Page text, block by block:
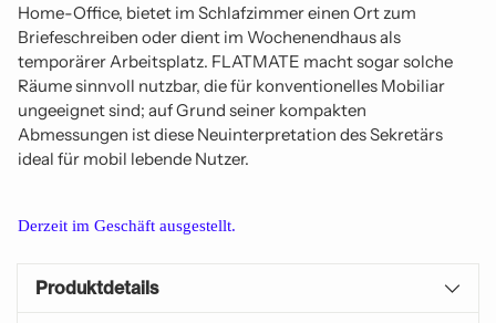
Home-Office, bietet im Schlafzimmer einen Ort zum
Briefeschreiben oder dient im Wochenendhaus als
temporärer Arbeitsplatz. FLATMATE macht sogar solche
Räume sinnvoll nutzbar, die für konventionelles Mobiliar
ungeeignet sind; auf Grund seiner kompakten
Abmessungen ist diese Neuinterpretation des Sekretärs
ideal für mobil lebende Nutzer.
Derzeit im Geschäft ausgestellt.
Produktdetails